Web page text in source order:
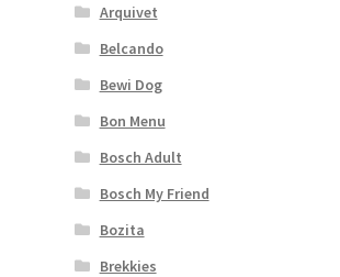
Arquivet
Belcando
Bewi Dog
Bon Menu
Bosch Adult
Bosch My Friend
Bozita
Brekkies